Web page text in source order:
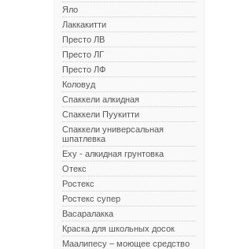
Яло
Лаккакитти
Престо ЛВ
Престо ЛГ
Престо ЛФ
Коловуд
Спаккели алкидная
Спаккели Пуукитти
Спаккели универсальная
шпатлевка
Еху - алкидная грунтовка
Отекс
Ростекс
Ростекс супер
Васаралакка
Краска для школьных досок
Маалипесу – моющее средство